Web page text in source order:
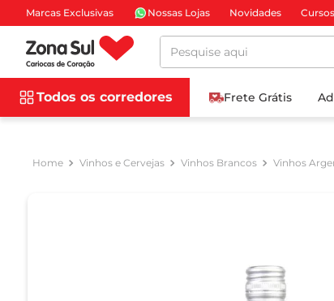
Marcas Exclusivas Nossas Lojas Novidades Cursos
Pesquise aqui
Todos os corredores Frete Grátis
Vinhos e Cervejas Vinhos Brancos Vinhos